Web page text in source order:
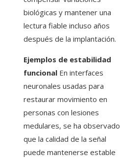
biológicas y mantener una
lectura fiable incluso años
después de la implantación.
Ejemplos de estabilidad
funcional En interfaces
neuronales usadas para
restaurar movimiento en
personas con lesiones
medulares, se ha observado
que la calidad de la señal
puede mantenerse estable